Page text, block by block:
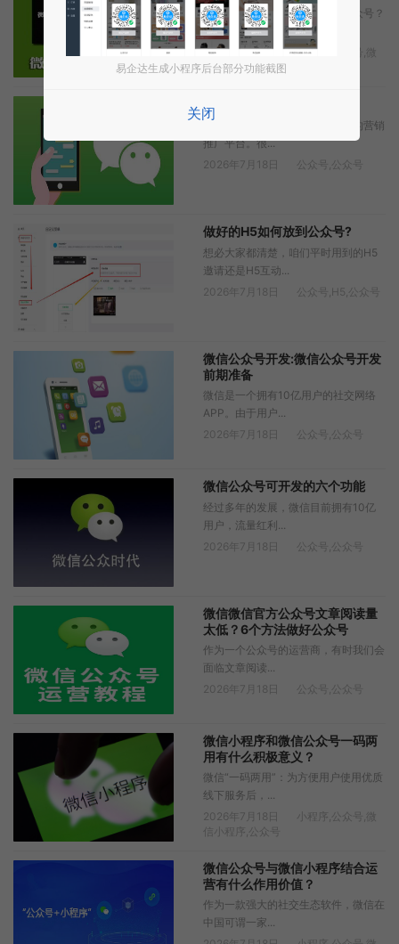
公众号是什么？为什么要注册公众号？
公众号有哪些...
2026年7月18日
小程序
微
信小程序,公众号
微信公众号开发的4个好处
微信公众号是很多企业都会使用的营销
推广平台。很...
2026年7月18日
公众号 公众号
做好的H5如何放到公众号?
想必大家都清楚，咱们平时用到的H5
邀请还是H5互动...
2026年7月18日
公众号 H5 公众号
微信公众号开发:微信公众号开发
前期准备
微信是一个拥有10亿用户的社交网络
APP。由于用户...
2026年7月18日
公众号 公众号
微信公众号可开发的六个功能
经过多年的发展，微信目前拥有10亿
用户，流量红利...
2026年7月18日
公众号 公众号
微信微信官方公众号文章阅读量
太低？6个方法做好公众号
作为一个公众号的运营商，有时我们会
面临文章阅读...
2026年7月18日
公众号 公众号
微信小程序和微信公众号一码两
用有什么积极意义？
微信“一码两用”：为方便用户使用优质
线下服务后，...
2026年7月18日
小程序 公众号
微
信小程序
公众号
微信公众号与微信小程序结合运
营有什么作用价值？
作为一款强大的社交生态软件，微信在
中国可谓一家...
易企达生成小程序后台部分功能截图
关闭